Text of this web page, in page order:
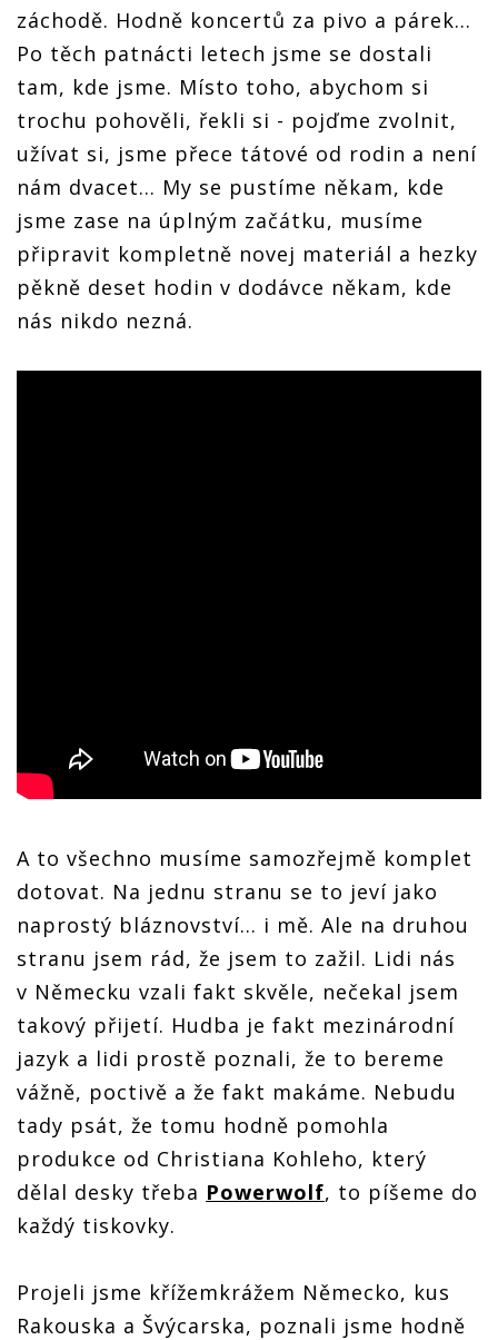
záchodě. Hodně koncertů za pivo a párek...
Po těch patnácti letech jsme se dostali
tam, kde jsme. Místo toho, abychom si
trochu pohověli, řekli si - pojďme zvolnit,
užívat si, jsme přece tátové od rodin a není
nám dvacet... My se pustíme někam, kde
jsme zase na úplným začátku, musíme
připravit kompletně novej materiál a hezky
pěkně deset hodin v dodávce někam, kde
nás nikdo nezná.
A to všechno musíme samozřejmě komplet
dotovat. Na jednu stranu se to jeví jako
naprostý bláznovství... i mě. Ale na druhou
stranu jsem rád, že jsem to zažil. Lidi nás
v Německu vzali fakt skvěle, nečekal jsem
takový přijetí. Hudba je fakt mezinárodní
jazyk a lidi prostě poznali, že to bereme
vážně, poctivě a že fakt makáme. Nebudu
tady psát, že tomu hodně pomohla
produkce od Christiana Kohleho, který
dělal desky třeba Powerwolf, to píšeme do
každý tiskovky.
Projeli jsme křížemkrážem Německo, kus
Rakouska a Švýcarska, poznali jsme hodně